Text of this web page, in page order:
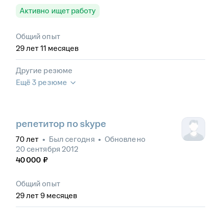
Активно ищет работу
Общий опыт
29лет 11 месяцев
Другие резюме
Ещё 3 резюме
репетитор по skype
70 лет • Был сегодня • Обновлено
20 сентября 2012
40 000 ₽
Общий опыт
29лет 9 месяцев